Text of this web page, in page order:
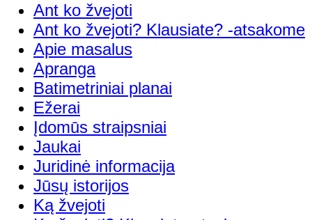
Ant ko žvejoti
Ant ko žvejoti? Klausiate? -atsakome
Apie masalus
Apranga
Batimetriniai planai
Ežerai
Įdomūs straipsniai
Jaukai
Juridinė informacija
Jūsų istorijos
Ką žvejoti